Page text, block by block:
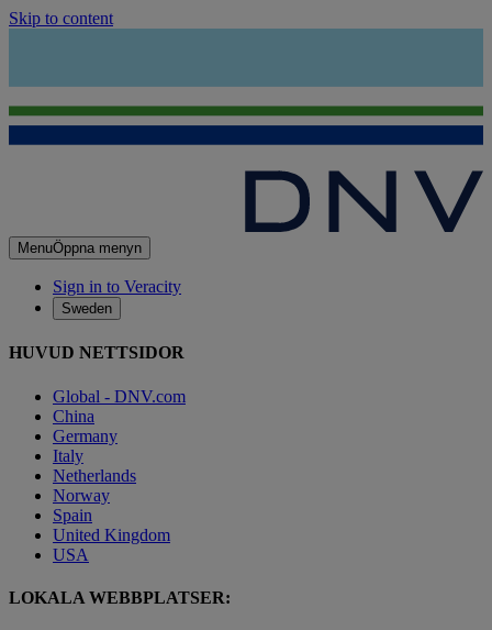
Skip to content
MenuÖppna menyn
Sign in to Veracity
Sweden
HUVUD NETTSIDOR
Global - DNV.com
China
Germany
Italy
Netherlands
Norway
Spain
United Kingdom
USA
LOKALA WEBBPLATSER: